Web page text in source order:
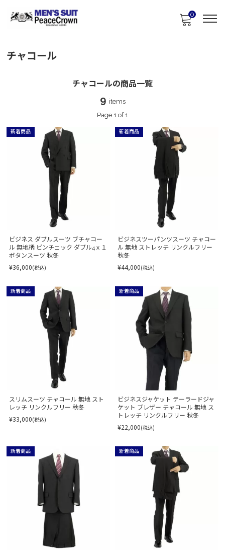
0
チャコール
チャコールの商品一覧
9 items
Page 1 of 1
新着商品
ビジネス ダブルスーツ ブチャコー
ル 無地柄 ピンチェック ダブル4ｘ１
ボタンスーツ 秋冬
¥36,000(税込)
新着商品
ビジネスツーパンツスーツ チャコー
ル 無地 ストレッチ リンクルフリー
秋冬
¥44,000(税込)
新着商品
スリムスーツ チャコール 無地 スト
レッチ リンクルフリー 秋冬
¥33,000(税込)
新着商品
ビジネスジャケット テーラードジャ
ケット ブレザー チャコール 無地 ス
トレッチ リンクルフリー 秋冬
¥22,000(税込)
新着商品 新着商品